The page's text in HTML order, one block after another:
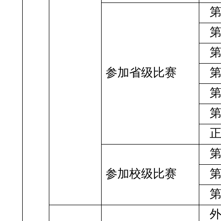
参加省级比赛
第
第
第
第
第
第
参加校级比赛
第
第
第